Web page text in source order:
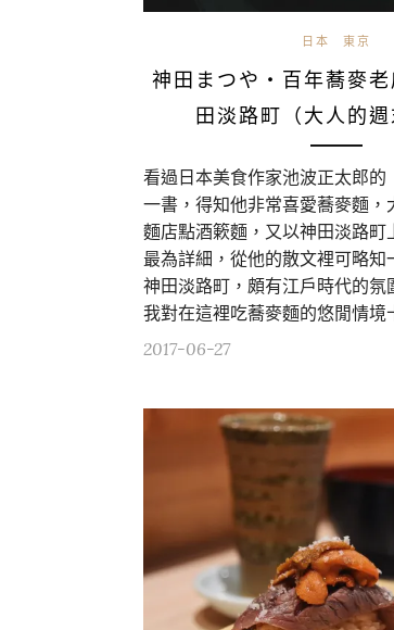
日本 東京
神田まつや・百年蕎麥
田淡路町（大人的週
看過日本美食作家池波正太郎的
一書，得知他非常喜愛蕎麥麵，
麵店點酒簌麵，又以神田淡路町
最為詳細，從他的散文裡可略知
神田淡路町，頗有江戶時代的氛
我對在這裡吃蕎麥麵的悠閒情
2017-06-27